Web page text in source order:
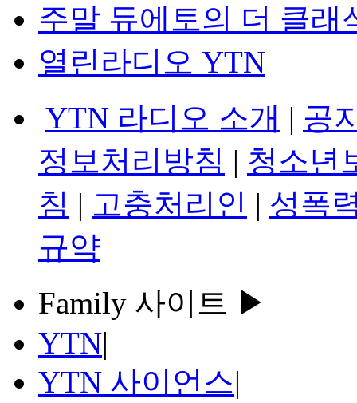
주말 듀에토의 더 클래
열린라디오 YTN
YTN 라디오 소개 | 공
정보처리방침 | 청소년
침 | 고충처리인 | 성폭
규약
Family 사이트 ▶
YTN|
YTN 사이언스|